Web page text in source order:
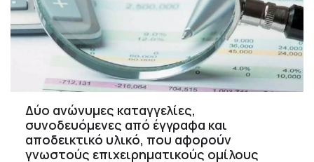
Δύο ανώνυμες καταγγελίες,
συνοδευόμενες από έγγραφα και
αποδεικτικό υλικό, που αφορούν
γνωστούς επιχειρηματικούς ομίλους